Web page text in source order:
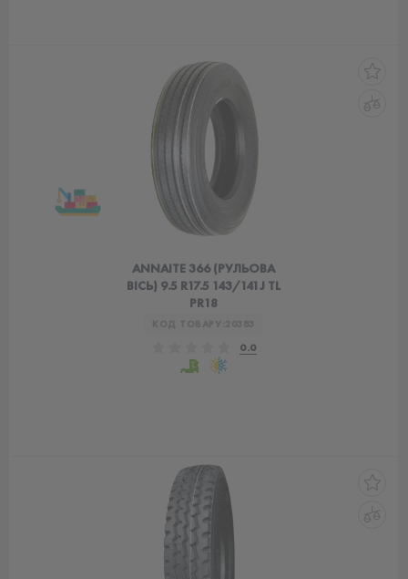
ANNAITE 366 (РУЛЬОВА
ВІСЬ) 9.5 R17.5 143/141J TL
PR18
0.0